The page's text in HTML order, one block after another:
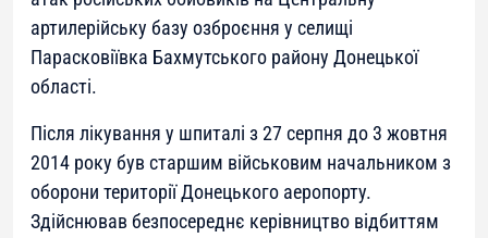
артилерійську базу озброєння у селищі
Парасковіївка Бахмутського району Донецької
області.
Після лікування у шпиталі з 27 серпня до 3 жовтня
2014 року був старшим військовим начальником з
оборони території Донецького аеропорту.
Здійснював безпосереднє керівництво відбиттям